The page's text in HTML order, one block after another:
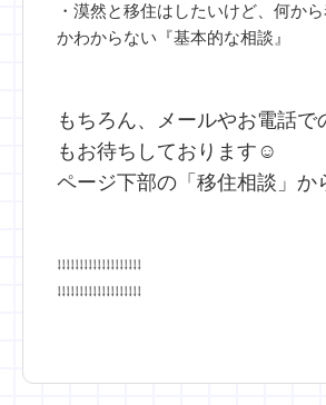
・漠然と移住はしたいけど、何か
かわからない『基本的な相談』
もちろん、メールやお電話で
もお待ちしております☺
ページ下部の「移住相談」か
↓↓↓↓↓↓↓↓↓↓↓↓↓↓↓↓↓↓↓
↓↓↓↓↓↓↓↓↓↓↓↓↓↓↓↓↓↓↓